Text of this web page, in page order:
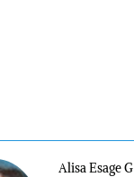
Alisa Esage G